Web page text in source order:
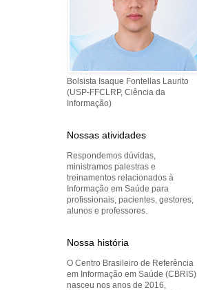
Bolsista Isaque Fontellas Laurito
(USP-FFCLRP, Ciência da
Informação)
Nossas atividades
Respondemos dúvidas,
ministramos palestras e
treinamentos relacionados à
Informação em Saúde para
profissionais, pacientes, gestores,
alunos e professores.
Nossa história
O Centro Brasileiro de Referência
em Informação em Saúde (CBRIS)
nasceu nos anos de 2016,